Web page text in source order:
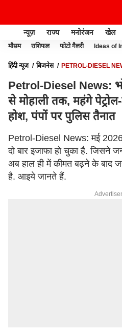
न्यूज़ राज्य मनोरंजन खेल
मौसम राशिफल फोटो गैलरी Ideas of
हिंदी न्यूज़ बिजनेस
PETROL-DIESEL
Petrol-Diesel News:
से मोहाली तक, महंगे
होश, पंपों पर पुलिस तैनात
Petrol-Diesel News: मई
दो बार इजाफा हो चुका है. जिसने
अब हाल ही में कीमत बढ़ने के बाद
है. आइये जानते हैं.